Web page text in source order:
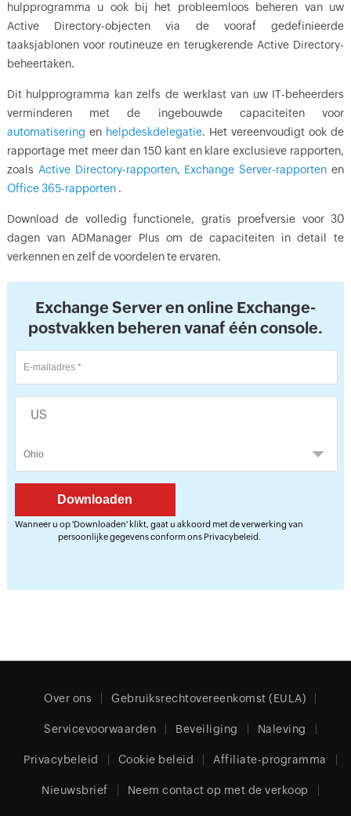
hulpprogramma u ook bij het probleemloos beheren van uw
Active Directory-objecten via de vooraf gedefinieerde
taaksjablonen voor routineuze en terugkerende Active Directory-
beheertaken.
Dit hulpprogramma kan zelfs de werklast van uw IT-beheerders
verminderen met de ingebouwde capaciteiten voor
automatisering en helpdeskdelegatie. Het vereenvoudigt ook de
rapportage met meer dan 150 kant en klare exclusieve rapporten,
zoals Active Directory-rapporten, Exchange Server-rapporten en
Office 365-rapporten.
Download de volledig functionele, gratis proefversie voor 30
dagen van ADManager Plus om de capaciteiten in detail te
verkennen en zelf de voordelen te ervaren.
Exchange Server en online Exchange-
postvakken beheren vanaf één console.
US
Wanneer u op 'Downloaden' klikt, gaat u akkoord met de verwerking van
persoonlijke gegevens conform ons Privacybeleid
Over ons Gebruiksrechtovereenkomst (EULA)
Servicevoorwaarden Beveiliging Naleving
Privacybeleid Cookie beleid Affiliate-programma
Nieuwsbrief Neem contact op met de verkoop